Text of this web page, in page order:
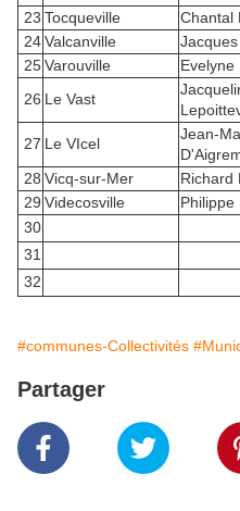
23 Tocqueville
Chantal
24Valcanville
25Varouville
Evelyne
26 Le Vast
27 Le VIcel
Jean-
28 Vicq-sur-Mer
Richard
29 Videcosville
Philippe
30
31
32
#communes-Collectivités
Partager